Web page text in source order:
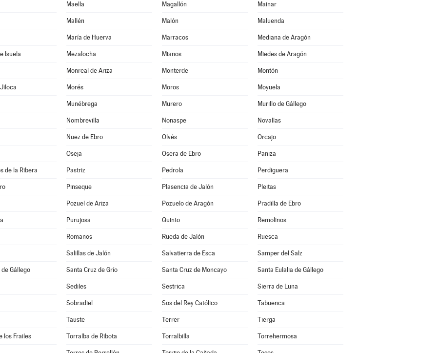
Maella Magallón Mainar
Mallén Malón Maluenda
María de Huerva Marracos Mediana de Aragón
Isuela Mezalocha Mianos Miedes de Aragón
Monreal de Ariza Monterde Montón
Morés Moros Moyuela
Munébrega Murero Murillo de Gállego
Nombrevilla Nonaspe Novallas
Nuez de Ebro Olvés Orcajo
Oseja Osera de Ebro Paniza
de la Ribera Pastriz Pedrola Perdiguera
Pinseque Plasencia de Jalón Pleitas
Pozuel de Ariza Pozuelo de Aragón Pradilla de Ebro
Purujosa Quinto Remolinos
Romanos Rueda de Jalón Ruesca
Salillas de Jalón Salvatierra de Esca Samper del Salz
Gállego Santa Cruz de Grío Santa Cruz de Moncayo Santa Eulalia de Gállego
Sediles Sestrica Sierra de Luna
Sobradiel Sos del Rey Católico Tabuenca
Tauste Terrer Tierga
los Frailes Torralba de Ribota Torralbilla Torrehermosa